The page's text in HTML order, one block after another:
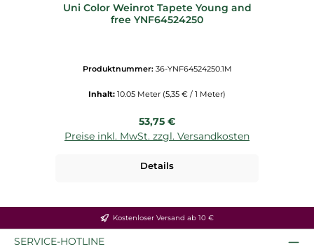
Uni Color Weinrot Tapete Young and
free YNF64524250
Produktnummer: 36-YNF64524250.1M
Inhalt: 10.05 Meter (5,35 € / 1 Meter)
Regulärer Preis:
53,75 €
Preise inkl. MwSt. zzgl. Versandkosten
Details
Kostenloser Versand ab 10 €
SERVICE-HOTLINE